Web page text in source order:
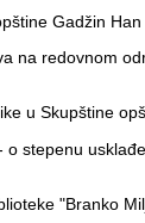
Gadžin Han
na redovnom
u Skupštine
stepenu
"Branko